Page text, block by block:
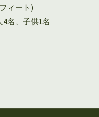
ィート)
4名、子供1名